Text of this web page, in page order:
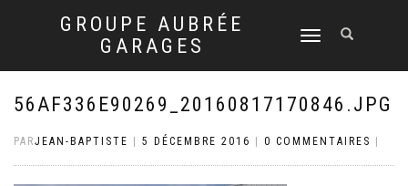
GROUPE AUBRÉE
GARAGES
DÉPLIER
NAVIGATION
56AF336E90269_20160817170846.JPG
PARJEAN-BAPTISTE 5 DÉCEMBRE 2016 0 COMMENTAIRES